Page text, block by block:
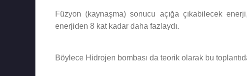
Füzyon (kaynaşma) sonucu açığa çıkabilecek
enerjiden 8 kat kadar daha fazlaydı.
Böylece Hidrojen bombası da teorik olarak bu